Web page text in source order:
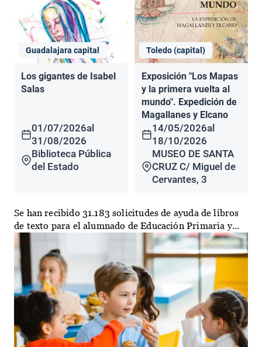
Guadalajara capital
Los gigantes de Isabel
Salas
01/07/2026al
31/08/2026
Biblioteca Pública
del Estado
Toledo (capital)
Exposición "Los Mapas
y la primera vuelta al
mundo". Expedición de
Magallanes y Elcano
14/05/2026al
18/10/2026
MUSEO DE SANTA
CRUZ C/ Miguel de
Cervantes, 3
Se han recibido 31.183 solicitudes de ayuda de libros
de texto para el alumnado de Educación Primaria y...